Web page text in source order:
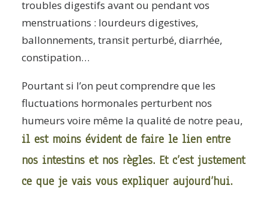
troubles digestifs avant ou pendant vos
menstruations : lourdeurs digestives,
ballonnements, transit perturbé, diarrhée,
constipation…
Pourtant si l’on peut comprendre que les
fluctuations hormonales perturbent nos
humeurs voire même la qualité de notre peau,
il est moins évident de faire le lien entre
nos intestins et nos règles. Et c’est justement
ce que je vais vous expliquer aujourd’hui.